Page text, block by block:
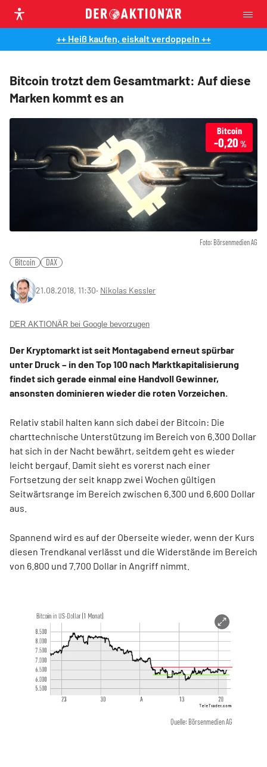
++ Heiß kaufen, eiskalt verdoppeln ++
Bitcoin trotzt dem Gesamtmarkt: Auf diese
Marken kommt es an
Foto: Börsenmedien AG
Bitcoin
-0,20 %
Bitcoin DAX
21.08.2018, 11:30‧ Nikolas Kessler
DER AKTIONÄR bei Google bevorzugen
Der Kryptomarkt ist seit Montagabend erneut spürbar
unter Druck – in den Top 100 nach Marktkapitalisierung
findet sich gerade einmal eine Handvoll Gewinner,
ansonsten dominieren wieder die roten Vorzeichen.
Relativ stabil halten kann sich dabei der Bitcoin: Die
charttechnische Unterstützung im Bereich von 6.300 Dollar
hat sich in der Nacht bewährt, seitdem geht es wieder
leicht bergauf. Damit sieht es vorerst nach einer
Fortsetzung der seit knapp zwei Wochen gültigen
Seitwärtsrange im Bereich zwischen 6.300 und 6.600 Dollar
aus.
Spannend wird es auf der Oberseite wieder, wenn der Kurs
diesen Trendkanal verlässt und die Widerstände im Bereich
von 6.800 und 7.700 Dollar in Angriff nimmt.
Quelle: Börsenmedien AG